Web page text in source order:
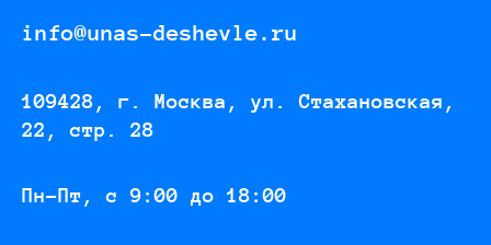
info@unas-deshevle.ru
109428, г. Москва, ул. Стахановская,
22, стр. 28
Пн-Пт, с 9:00 до 18:00